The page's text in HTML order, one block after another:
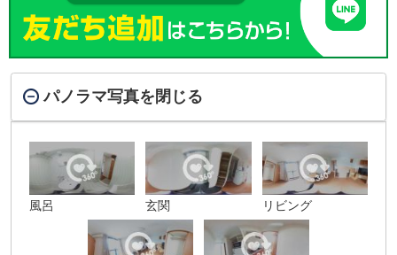
パノラマ写真を閉じる
風呂 玄関 リビング